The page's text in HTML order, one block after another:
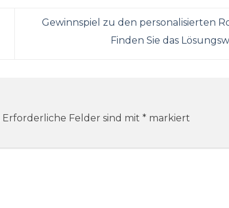
Gewinnspiel zu den personalisierten
Finden Sie das
Erforderliche Felder sind mit * markiert